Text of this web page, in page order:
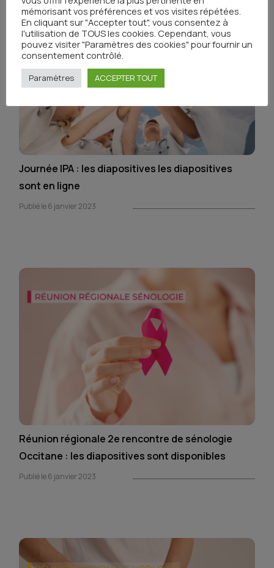
Journée IPA : les diapositives les diapositives
sont en ligne
Publié le 6 janvier 2023
Réunion régionale 2e rencontre de sénologie
Occitane : les diapositives sont disponibles
Publié le 6 janvier 2023
mémorisant vos préférences et vos visites répétées.
En cliquant sur "Accepter tout", vous consentez à
l'utilisation de TOUS les cookies. Cependant, vous
pouvez visiter "Paramètres des cookies" pour fournir un
consentement contrôlé.
Paramètres ACCEPTER TOUT